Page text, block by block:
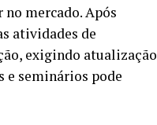
mercado. Após
atividades de
exigindo atualização
e seminários pode